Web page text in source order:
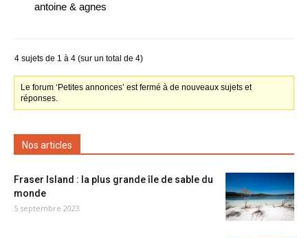
antoine & agnes
4 sujets de 1 à 4 (sur un total de 4)
Le forum ‘Petites annonces’ est fermé à de nouveaux sujets et
réponses.
Nos articles
Fraser Island : la plus grande île de sable du
monde
5 septembre 2023